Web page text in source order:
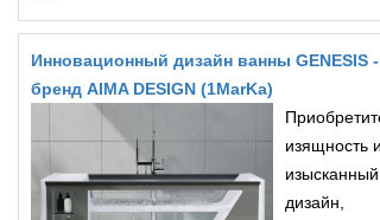
Инновационный дизайн ванны GENESIS -
бренд AIMA DESIGN (1MarKa)
изящность и
изысканный
дизайн,